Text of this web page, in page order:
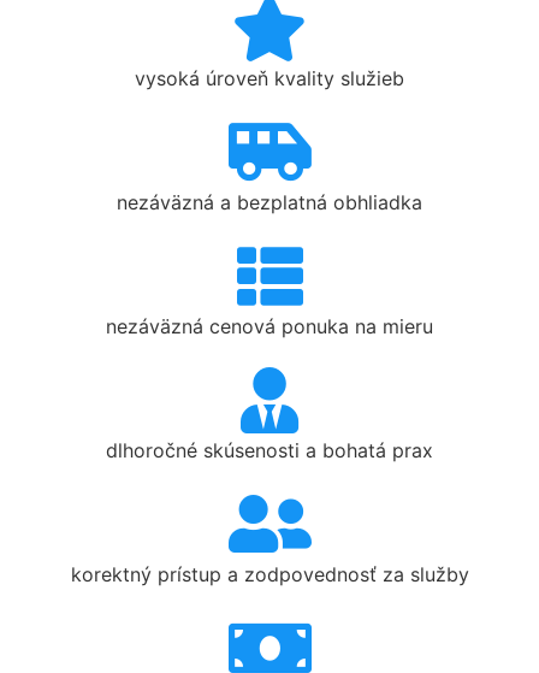
vysoká úroveň kvality služieb
nezáväzná a bezplatná obhliadka
nezáväzná cenová ponuka na mieru
dlhoročné skúsenosti a bohatá prax
korektný prístup a zodpovednosť za služby